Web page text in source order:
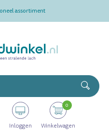
assortiment
uur besteld, morgen in huis
assortiment
op voorraad
Inloggen Winkelwagen
0